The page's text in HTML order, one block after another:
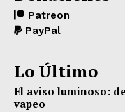
Patreon
PayPal
Lo Último
El aviso luminoso:
vapeo